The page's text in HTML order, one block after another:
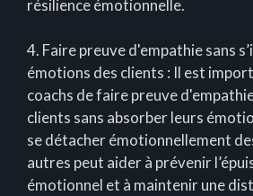
résilience émotionnelle.
4. Faire preuve d'empathie sans
émotions des clients : Il est
coachs de faire preuve
clients sans absorber leurs
se détacher émotionnellement
autres peut aider à prévenir
émotionnel et à maintenir une